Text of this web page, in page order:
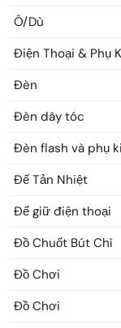
Ô/Dù
Điện Thoại & Phụ
Đèn
Đèn dây tóc
Đèn flash và phụ
Đế Tản Nhiệt
Đế giữ điện thoại
Đồ Chuốt Bút Chì
Đồ Chơi
Đồ Chơi